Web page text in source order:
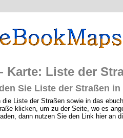
Karte: Liste der
Sie Liste der Straßen
die Liste der Straßen sowie in das
klicken, um zu der Seite, wo es
dann nutzen Sie den Link hier an